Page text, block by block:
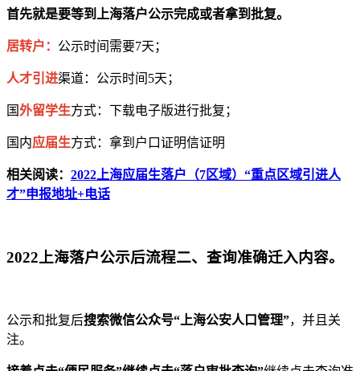
首先就是要等到上海落户公示完成或者拿到批复。
居转户： 公示时间需要7天；
人才引进渠道：公示时间5天；
国外留学生方式：下载电子版进行批复；
国内应届生方式：拿到户口证明信证明
相关阅读： 2022上海应届生落户（7区域）“重点区域引进人
才”申报地址+电话
2022上海落户公示后流程二、查询准确迁入内容。
公示和批复后搜索微信公众号“上海公安人口管理”，并且关
注。